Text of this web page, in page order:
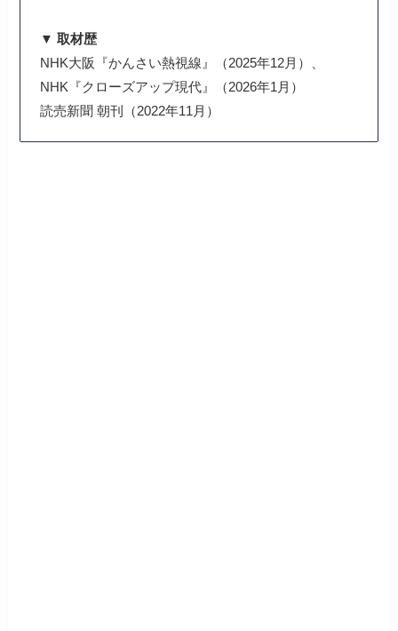
▼ 取材歴
NHK大阪『かんさい熱視線』（2025年12月）、
NHK『クローズアップ現代』（2026年1月）
読売新聞 朝刊（2022年11月）